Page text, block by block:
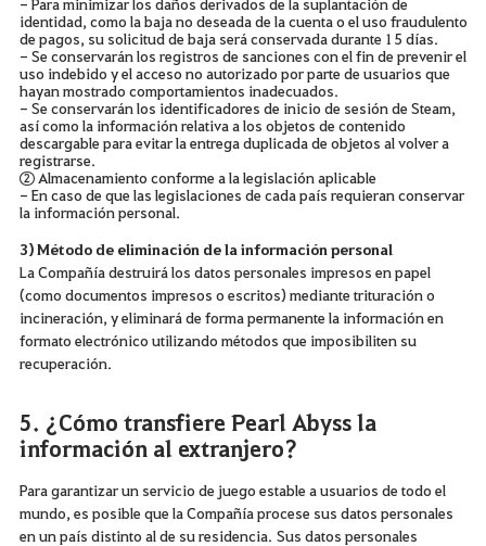
identidad, como la baja no deseada de la cuenta o el uso fraudulento
de pagos, su solicitud de baja será conservada durante 15 días.
- Se conservarán los registros de sanciones con el fin de prevenir el
uso indebido y el acceso no autorizado por parte de usuarios que
hayan mostrado comportamientos inadecuados.
- Se conservarán los identificadores de inicio de sesión de Steam,
así como la información relativa a los objetos de contenido
descargable para evitar la entrega duplicada de objetos al volver a
registrarse.
② Almacenamiento conforme a la legislación aplicable
- En caso de que las legislaciones de cada país requieran conservar
la información personal.
3) Método de eliminación de la información personal
La Compañía destruirá los datos personales impresos en papel
(como documentos impresos o escritos) mediante trituración o
incineración, y eliminará de forma permanente la información en
formato electrónico utilizando métodos que imposibiliten su
recuperación.
5. ¿Cómo transfiere Pearl Abyss la
información al extranjero?
Para garantizar un servicio de juego estable a usuarios de todo el
mundo, es posible que la Compañía procese sus datos personales
en un país distinto al de su residencia. Sus datos personales